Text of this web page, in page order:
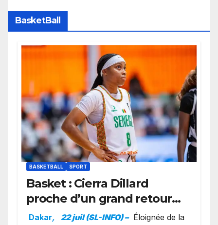
BasketBall
BASKETBALL SPORT
Basket : Cierra Dillard
proche d’un grand retour
avec les Lionnes ?
Dakar, 22 juil (SL-INFO) – Éloignée de la